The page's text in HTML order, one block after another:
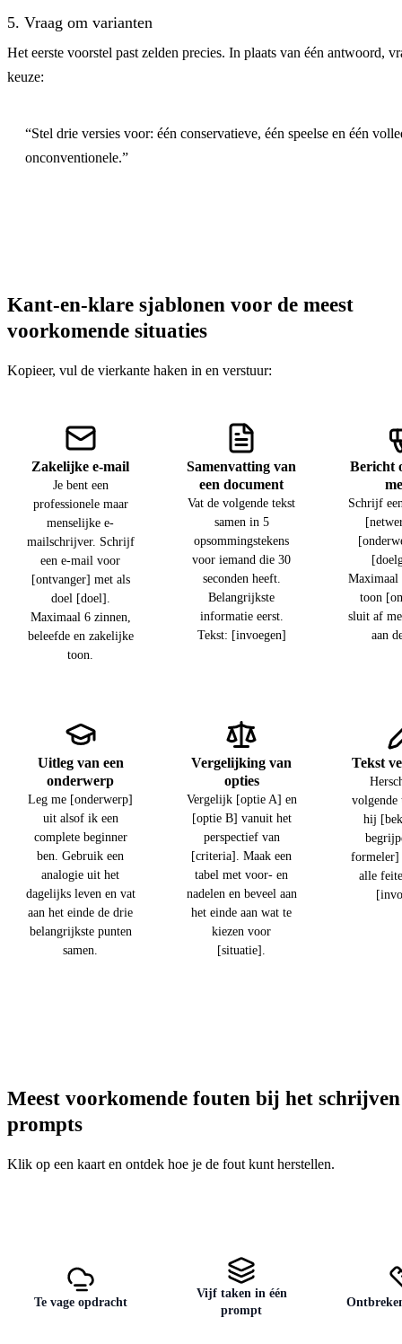
5. Vraag om varianten
Het eerste voorstel past zelden precies. In plaats van één antwoord,
keuze:
“Stel drie versies voor: één conservatieve, één speelse en één
onconventionele.”
Kant-en-klare sjablonen voor de meest
voorkomende situaties
Kopieer, vul de vierkante haken in en verstuur:
Zakelijke e-mail
Je bent een
professionele maar
menselijke e-
mailschrijver. Schrijf
een e-mail voor
[ontvanger] met als
doel [doel].
Maximaal 6 zinnen,
beleefde en zakelijke
toon.
Samenvatting van
een document
Vat de volgende tekst
samen in 5
opsommingstekens
voor iemand die 30
seconden heeft.
Belangrijkste
informatie eerst.
Tekst: [invoegen]
Bericht
Schrijf
Maximaal
toon
sluit af
aan
Uitleg van een
onderwerp
Leg me [onderwerp]
uit alsof ik een
complete beginner
ben. Gebruik een
analogie uit het
dagelijks leven en vat
aan het einde de drie
belangrijkste punten
samen.
Vergelijking van
opties
Vergelijk [optie A] en
[optie B] vanuit het
perspectief van
[criteria]. Maak een
tabel met voor- en
nadelen en beveel aan
het einde aan wat te
kiezen voor
[situatie].
Tekst
volgende
hij
formeler]
alle
Meest voorkomende fouten bij het
prompts
Klik op een kaart en ontdek hoe je de fout kunt herstellen.
Te vage opdracht
Vijf taken in één
prompt